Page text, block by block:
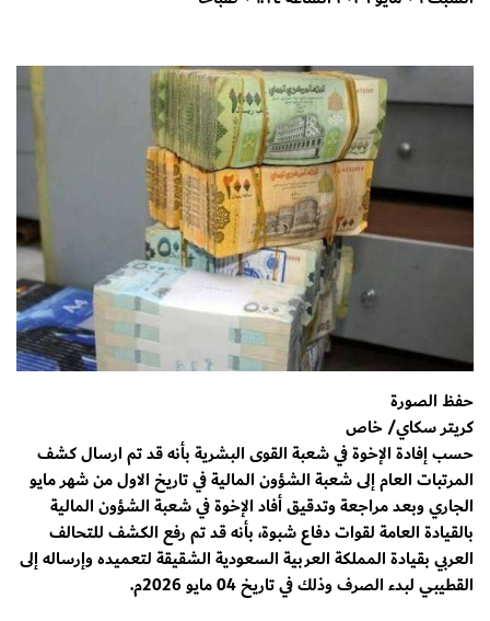
حفظ الصورة
كريتر سكاي/ خاص
حسب إفادة الإخوة في شعبة القوى البشرية بأنه قد تم ارسال كشف
المرتبات العام إلى شعبة الشؤون المالية في تاريخ الاول من شهر مايو
الجاري وبعد مراجعة وتدقيق أفاد الإخوة في شعبة الشؤون المالية
بالقيادة العامة لقوات دفاع شبوة، بأنه قد تم رفع الكشف للتحالف
العربي بقيادة المملكة العربية السعودية الشقيقة لتعميده وإرساله إلى
القطيبي لبدء الصرف وذلك في تاريخ 04 مايو 2026م.